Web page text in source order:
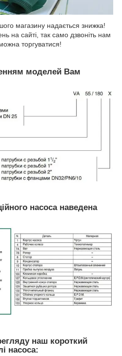
магазину надається знижка!
на сайті, так само дзвоніть нам
торгуватися!
моделей Вам
насоса наведена
наш короткий
насоса: